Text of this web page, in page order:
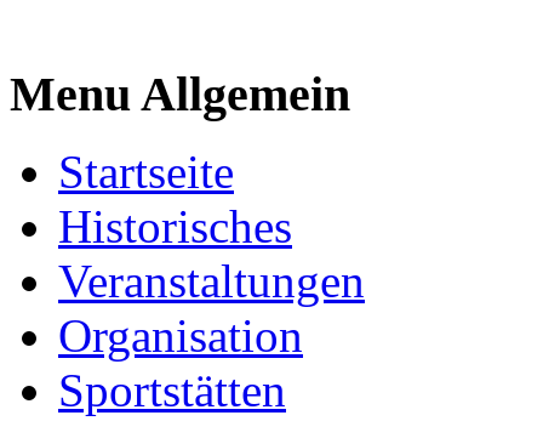
Menu Allgemein
Startseite
Historisches
Veranstaltungen
Organisation
Sportstätten